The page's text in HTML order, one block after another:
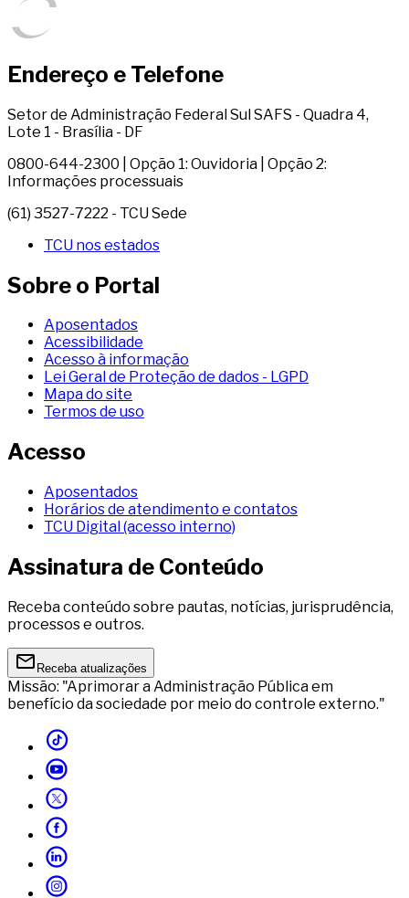
Endereço e Telefone
Setor de Administração Federal Sul SAFS - Quadra 4,
Lote 1 - Brasília - DF
0800-644-2300 | Opção 1: Ouvidoria | Opção 2:
Informações processuais
(61) 3527-7222 - TCU Sede
TCU nos estados
Sobre o Portal
Aposentados
Acessibilidade
Acesso à informação
Lei Geral de Proteção de dados - LGPD
Mapa do site
Termos de uso
Acesso
Aposentados
Horários de atendimento e contatos
TCU Digital (acesso interno)
Assinatura de Conteúdo
Receba conteúdo sobre pautas, notícias, jurisprudência,
processos e outros.
Receba atualizações
Missão: "Aprimorar a Administração Pública em
benefício da sociedade por meio do controle externo."